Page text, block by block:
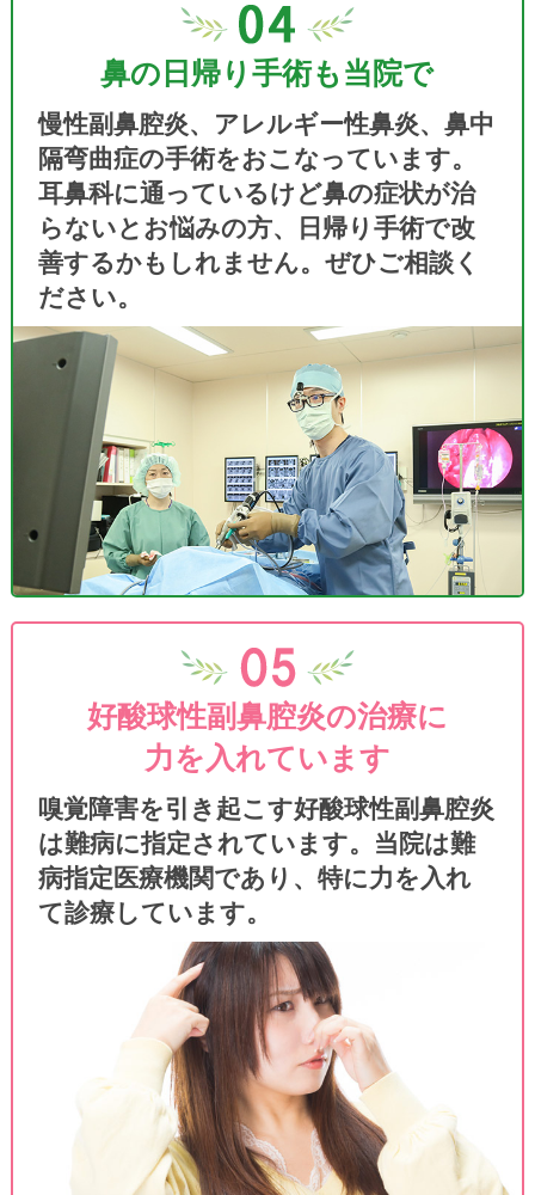
するため、早めの時間帯（午前9～11時・午
後15～17時）にWEB予約のうえ事前にWEB
問診もご入力していただきますよう、ご協力
をお願いいたします。
スギ花粉飛散ピーク突入
先週末の暖気と春一番により千葉県ではスギ
花粉の飛散がピークに入ったと考えられま
す。WEB予約は数日先まですでに埋まって
おりご迷惑をおかけしております。また連休
明けということもあり、本日2月24日はWEB
予約がない方の最大待ち時間は2時間程度と
なりました。患者さまには大変ご迷惑をおか
けして申し訳ありませんが、ご受診の際は事
前にWEB問診をおすませのうえ、お時間に
余裕を持ってご来院いただけますようご理解
のほどよろしくお願いいたします。
AI-Chatの導入
2月20日よりホームページの右下段に『AI-
Chat』を設置いたしました。患者さまのお問
い合わせに24時間自動でAIが応答いたします
のでぜひご利用ください。
電子マネー決済
2月6日より現金とクレジットカード決済に加
えて、電子マネー決済が可能となりました。
交通系IC・QUICPay・WAONがお使いいた
だけます。また随時QRコード決済も導入予
お待たせ時間が長くなっております
インフルエンザB型の流行と花粉症シーズン
のため、通常よりも診療までの待機時間が長
くなっております。ご迷惑をおかけいたしま
すが、お時間に余裕をもってのご来院をよろ
しくお願いいたします。
鼻の日帰り手術も当院で
慢性副鼻腔炎、アレルギー性鼻炎、鼻中
隔弯曲症の手術をおこなっています。
耳鼻科に通っているけど鼻の症状が治
らないとお悩みの方、日帰り手術で改
善するかもしれません。ぜひご相談く
ださい。
好酸球性副鼻腔炎の治療に
力を入れています
嗅覚障害を引き起こす好酸球性副鼻腔炎
は難病に指定されています。当院は難
病指定医療機関であり、特に力を入れ
て診療しています。